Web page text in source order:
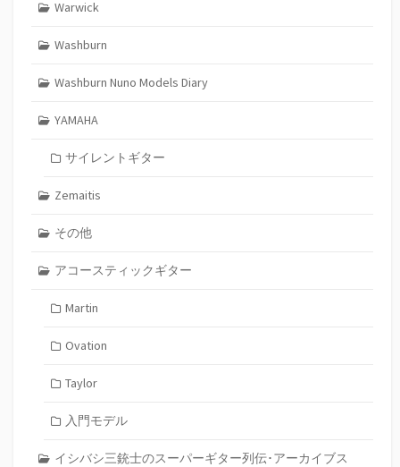
Warwick
Washburn
Washburn Nuno Models Diary
YAMAHA
サイレントギター
Zemaitis
その他
アコースティックギター
Martin
Ovation
Taylor
入門モデル
イシバシ三銃士のスーパーギター列伝･アーカイブス